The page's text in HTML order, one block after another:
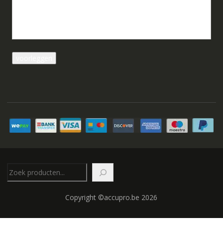
Copyright ©accupro.be 2026